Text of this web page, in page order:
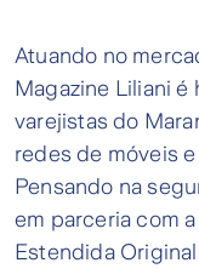
Atuando no
Magazine Liliani é
varejistas do
redes de móveis
Pensando na
em parceria com
Estendida